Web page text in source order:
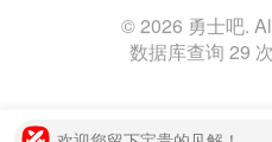
© 2026 勇士吧.
数据库查询 29